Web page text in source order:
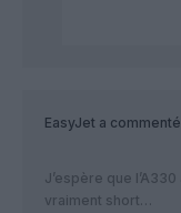
EasyJet a
J’espère que
vraiment short…